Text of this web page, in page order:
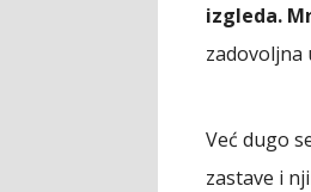
izgleda.
Već dugo
zastave i